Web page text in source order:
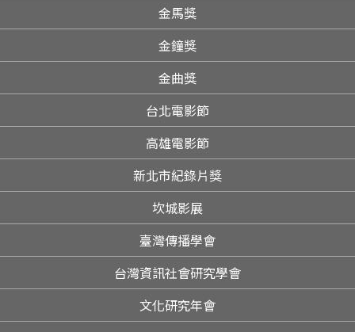
金馬獎
金鐘獎
金曲獎
台北電影節
高雄電影節
新北市紀錄片獎
坎城影展
臺灣傳播學會
台灣資訊社會研究學會
文化研究年會